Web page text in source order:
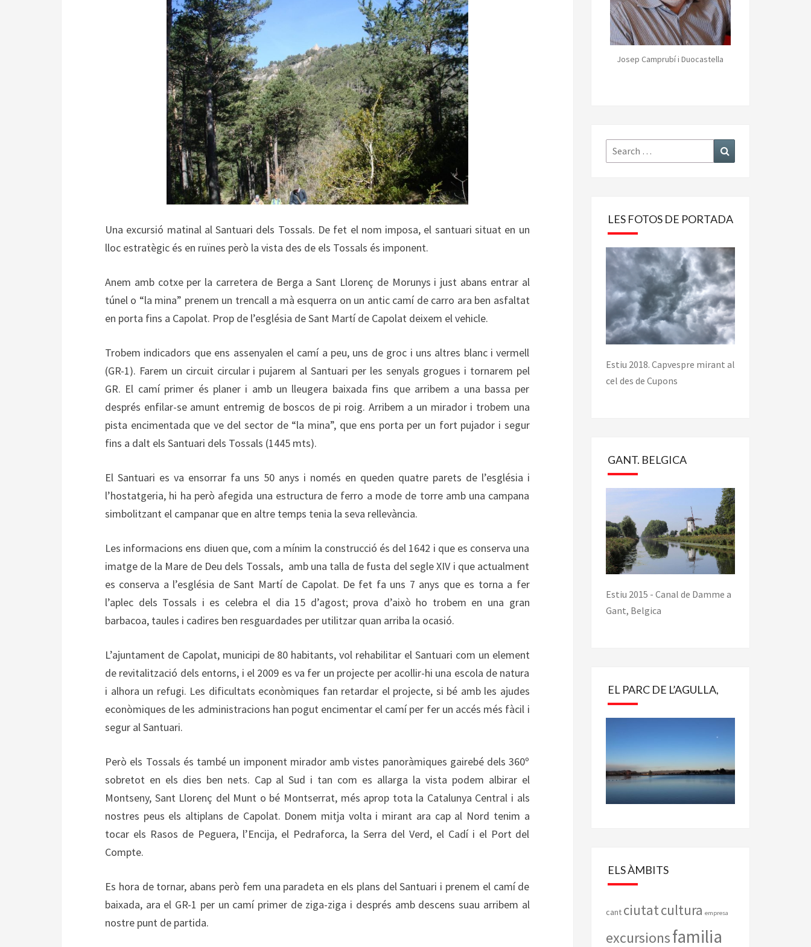
Una excursió matinal al Santuari dels Tossals. De fet el nom imposa, el santuari situat en un
lloc estratègic és en ruïnes però la vista des de els Tossals és imponent.
Anem amb cotxe per la carretera de Berga a Sant Llorenç de Morunys i just abans entrar al
túnel o “la mina” prenem un trencall a mà esquerra on un antic camí de carro ara ben asfaltat
en porta fins a Capolat. Prop de l’església de Sant Martí de Capolat deixem el vehicle.
Trobem indicadors que ens assenyalen el camí a peu, uns de groc i uns altres blanc i vermell
(GR-1). Farem un circuit circular i pujarem al Santuari per les senyals grogues i tornarem pel
GR. El camí primer és planer i amb un lleugera baixada fins que arribem a una bassa per
després enfilar-se amunt entremig de boscos de pi roig. Arribem a un mirador i trobem una
pista encimentada que ve del sector de “la mina”, que ens porta per un fort pujador i segur
fins a dalt els Santuari dels Tossals (1445 mts).
El Santuari es va ensorrar fa uns 50 anys i només en queden quatre parets de l’església i
l’hostatgeria, hi ha però afegida una estructura de ferro a mode de torre amb una campana
simbolitzant el campanar que en altre temps tenia la seva rellevància.
Les informacions ens diuen que, com a mínim la construcció és del 1642 i que es conserva una
imatge de la Mare de Deu dels Tossals, amb una talla de fusta del segle XIV i que actualment
es conserva a l’església de Sant Martí de Capolat. De fet fa uns 7 anys que es torna a fer
l’aplec dels Tossals i es celebra el dia 15 d’agost; prova d’això ho trobem en una gran
barbacoa, taules i cadires ben resguardades per utilitzar quan arriba la ocasió.
L’ajuntament de Capolat, municipi de 80 habitants, vol rehabilitar el Santuari com un element
de revitalització dels entorns, i el 2009 es va fer un projecte per acollir-hi una escola de natura
i alhora un refugi. Les dificultats econòmiques fan retardar el projecte, si bé amb les ajudes
econòmiques de les administracions han pogut encimentar el camí per fer un accés més fàcil i
segur al Santuari.
Però els Tossals és també un imponent mirador amb vistes panoràmiques gairebé dels 360º
sobretot en els dies ben nets. Cap al Sud i tan com es allarga la vista podem albirar el
Montseny, Sant Llorenç del Munt o bé Montserrat, més aprop tota la Catalunya Central i als
nostres peus els altiplans de Capolat. Donem mitja volta i mirant ara cap al Nord tenim a
tocar els Rasos de Peguera, l’Encija, el Pedraforca, la Serra del Verd, el Cadí i el Port del
Compte.
Es hora de tornar, abans però fem una paradeta en els plans del Santuari i prenem el camí de
baixada, ara el GR-1 per un camí primer de ziga-ziga i després amb descens suau arribem al
nostre punt de partida.
Josep Camprubí i Duocastella
Search
for:
LES FOTOS DE PORTADA
Estiu 2018. Capvespre mirant al
cel des de Cupons
GANT. BELGICA
Estiu 2015 - Canal de Damme a
Gant, Belgica
EL PARC DE L’AGULLA,
ELS ÀMBITS
cant ciutatcultura empresa
excursionsfamilia